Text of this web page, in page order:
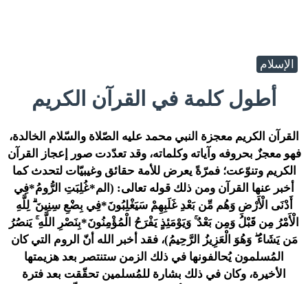
الإسلام
أطول كلمة في القرآن الكريم
القرآن الكريم معجزة النبي محمد عليه الصّلاة والسّلام الخالدة،
فهو معجزٌ بحروفه وآياته وكلماته، وقد تعدّدت صور إعجاز القرآن
الكريم وتنوّعت؛ فمرّةً يعرض للأمة حقائق وغيبيّات لتحدث كما
أخبر عنها القرآن ومن ذلك قوله تعالى: (الم*غُلِبَتِ الرُّومُ*فِي
أَدْنَى الْأَرْضِ وَهُم مِّن بَعْدِ غَلَبِهِمْ سَيَغْلِبُونَ*فِي بِضْعِ سِنِينَ ۗ لِلَّهِ
الْأَمْرُ مِن قَبْلُ وَمِن بَعْدُ ۚ وَيَوْمَئِذٍ يَفْرَحُ الْمُؤْمِنُونَ*بِنَصْرِ اللَّهِ ۚ يَنصُرُ
مَن يَشَاءُ ۖ وَهُوَ الْعَزِيزُ الرَّحِيمُ)، فقد أخبر الله أنّ الروم التي كان
المُسلمون يُحالفونها في ذلك الزمن ستنتصر بعد هزيمتها
الأخيرة، وكان في ذلك بشارة للمُسلمين تحقّقت بعد فترة